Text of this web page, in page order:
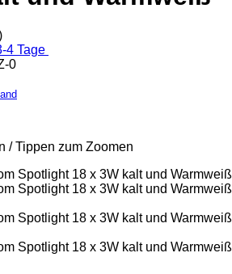
4 Tage
0
/ Tippen zum Zoomen